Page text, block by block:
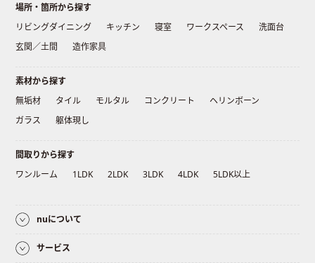
場所・箇所から探す
リビングダイニング
キッチン 寝室 ワークスペース
洗面台
玄関／土間
造作家具
素材から探す
無垢材
タイル モルタル コンクリート
ヘリンボーン
ガラス
躯体現し
間取りから探す
ワンルーム
1LDK 2LDK 3LDK 4LDK 5LDK以上
nuについて
サービス